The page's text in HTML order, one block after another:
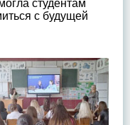
студентам
с будущей